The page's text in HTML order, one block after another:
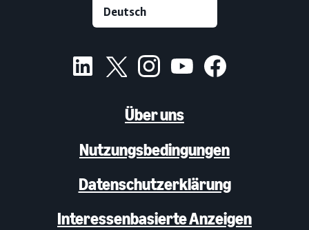
Über uns
Nutzungsbedingungen
Datenschutzerklärung
Interessenbasierte Anzeigen